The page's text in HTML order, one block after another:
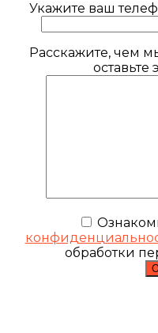
Укажите ваш
Расскажите, чем
оставьте
обработки